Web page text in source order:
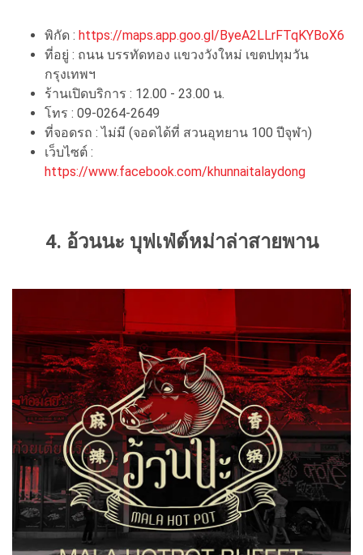
พิกัด : https://maps.app.goo.gl/ByeA2LLrFTqKYBoX6
ที่อยู่ : ถนน บรรทัดทอง แขวงวังใหม่ เขตปทุมวัน
กรุงเทพฯ
ร้านเปิดบริการ : 12.00 - 23.00 น.
โทร : 09-0264-2649
ที่จอดรถ : ไม่มี (จอดได้ที่ สวนอุทยาน 100 ปีจุฬา)
เว็บไซต์ :
https://www.facebook.com/khunnaitalaydong
4. อ้วนนะ บุฟเฟ่ต์หม่าล่าสายพาน